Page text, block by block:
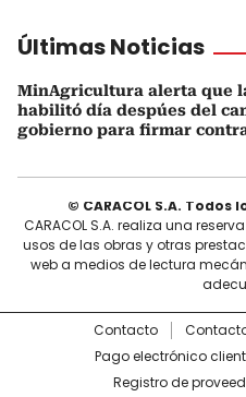
Últimas Noticias
MinAgricultura alerta que
habilitó día despúes del
gobierno para firmar
© CARACOL S.A.
CARACOL S.A. realiza una
usos de las obras y otras
web a medios de lectura
Contacto
Pago electrónico
Registro de